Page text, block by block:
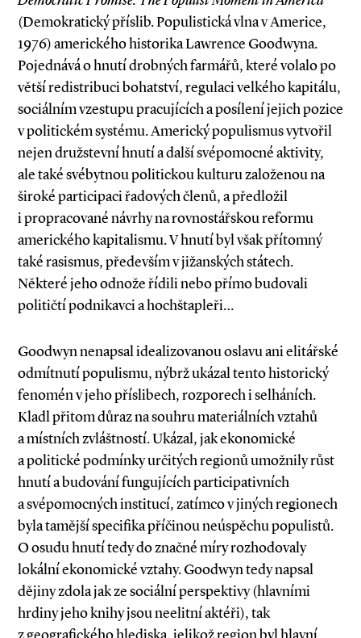
(Demokratický příslib. Populistická vlna v Americe,
1976) amerického historika Lawrence Goodwyna.
Pojednává o hnutí drobných farmářů, které volalo po
větší redistribuci bohatství, regulaci velkého kapitálu,
sociálním vzestupu pracujících a posílení jejich pozice
v politickém systému. Americký populismus vytvořil
nejen družstevní hnutí a další svépomocné aktivity,
ale také svébytnou politickou kulturu založenou na
široké participaci řadových členů, a předložil
i propracované návrhy na rovnostářskou reformu
amerického kapitalismu. V hnutí byl však přítomný
také rasismus, především v jižanských státech.
Některé jeho odnože řídili nebo přímo budovali
političtí podnikavci a hochštapleři…
Goodwyn nenapsal idealizovanou oslavu ani elitářské
odmítnutí populismu, nýbrž ukázal tento historický
fenomén v jeho příslibech, rozporech i selháních.
Kladl přitom důraz na souhru materiálních vztahů
a místních zvláštností. Ukázal, jak ekonomické
a politické podmínky určitých regionů umožnily růst
hnutí a budování fungujících participativních
a svépomocných institucí, zatímco v jiných regionech
byla tamější specifika příčinou neúspěchu populistů.
O osudu hnutí tedy do značné míry rozhodovaly
lokální ekonomické vztahy. Goodwyn tedy napsal
dějiny zdola jak ze sociál­ní perspektivy (hlavními
hrdiny jeho knihy jsou neelitní aktéři), tak